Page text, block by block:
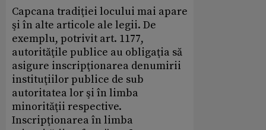
Capcana tradiţiei locului mai apare
şi în alte articole ale legii. De
exemplu, potrivit art. 1177,
autorităţile publice au obligaţia să
asigure inscripţionarea denumirii
instituţiilor publice de sub
autoritatea lor şi în limba
minorităţii respective.
Inscripţionarea în limba